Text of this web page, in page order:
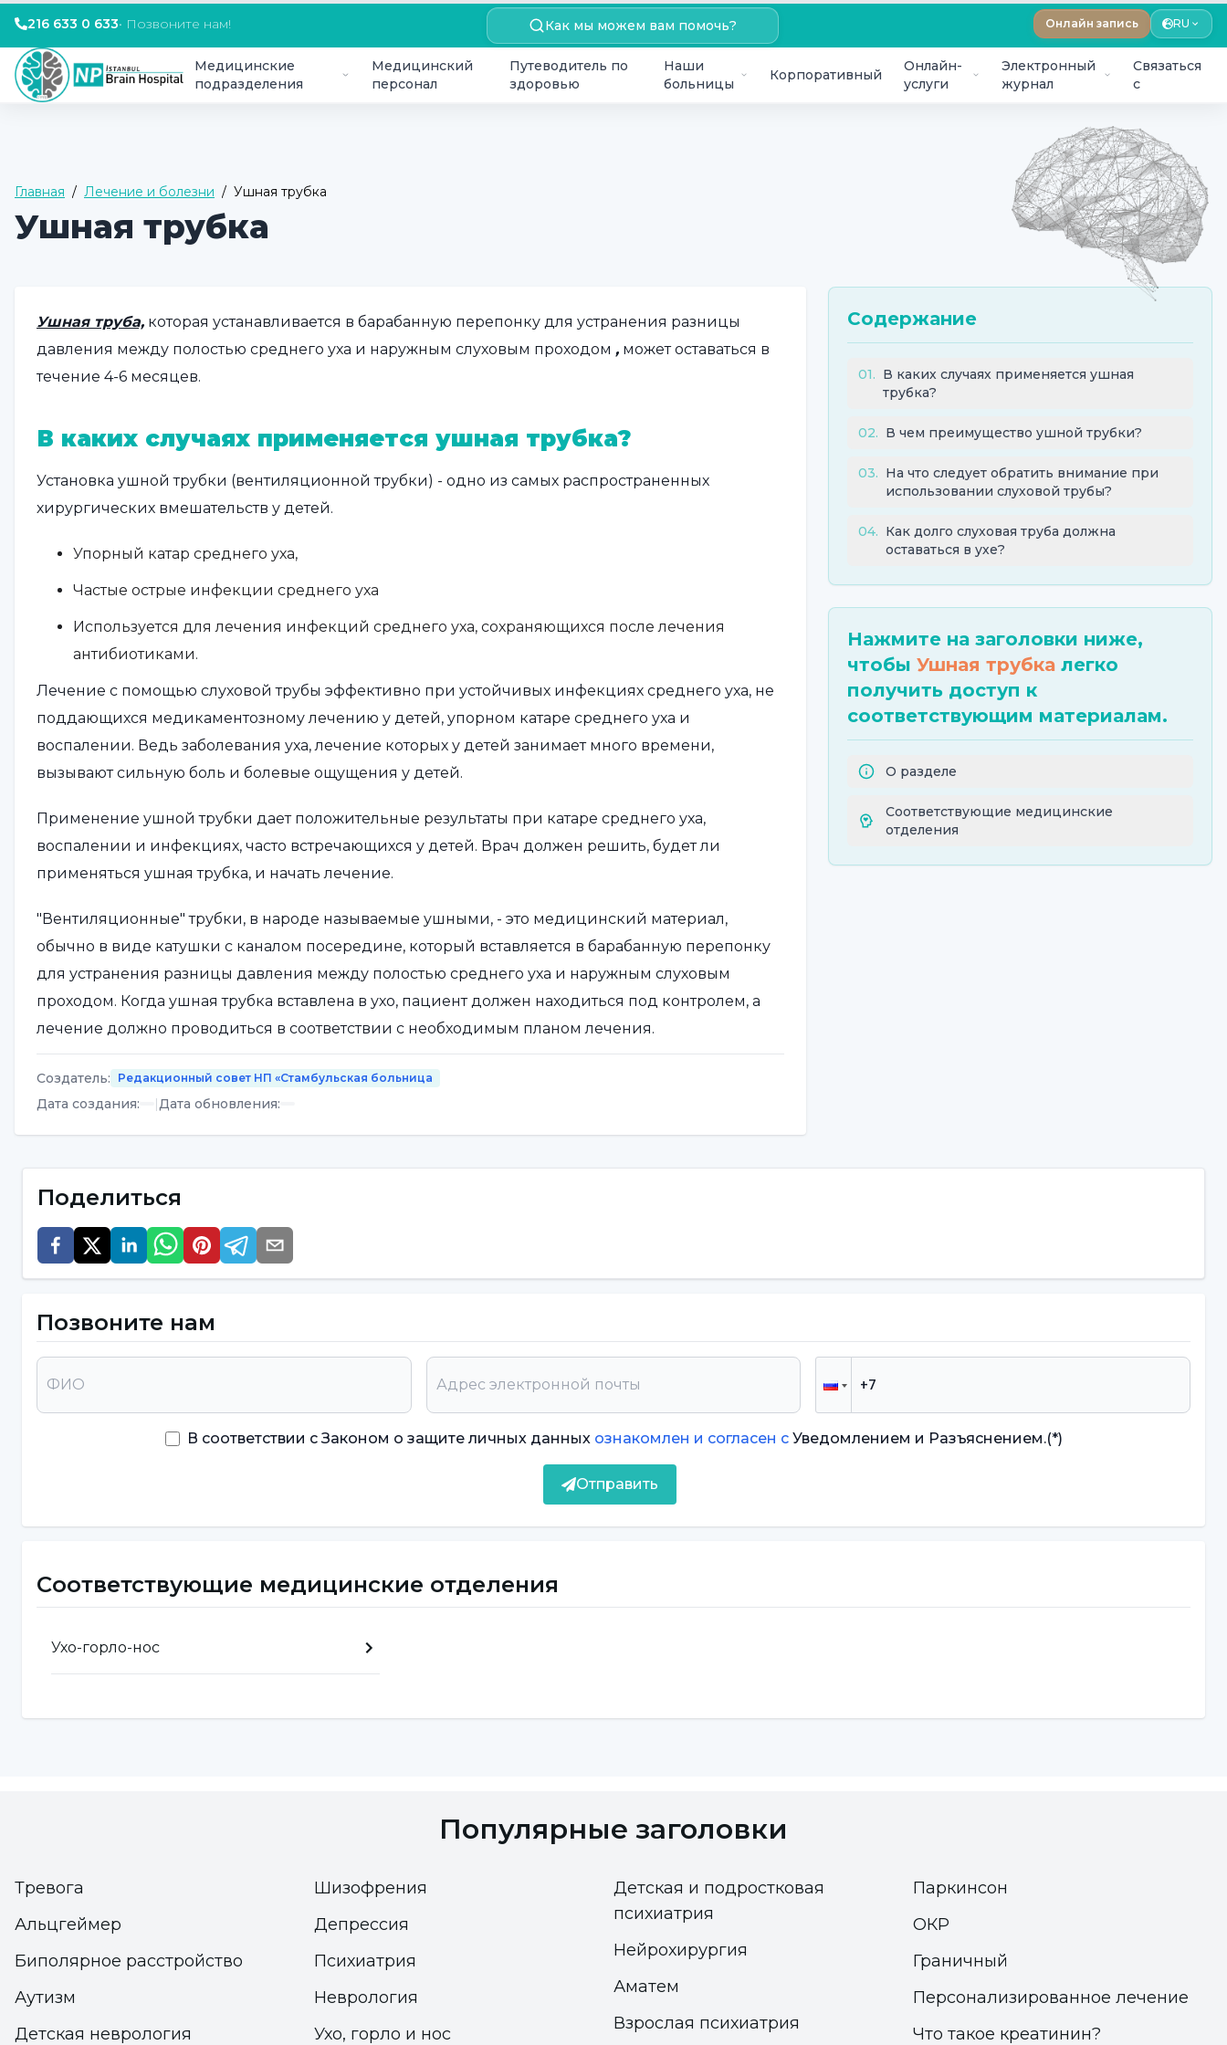
216 633 0 633• Позвоните нам! Как мы можем вам помочь? Онлайн запись RU
Медицинские
подразделения
Медицинский
персонал
Путеводитель по
здоровью
Наши
больницы
Корпоративный
Онлайн-
услуги
Электронный
журнал
Связаться
с
Главная / Лечение и болезни / Ушная трубка
Ушная трубка
Ушная труба, которая устанавливается в барабанную перепонку для устранения разницы
давления между полостью среднего уха и наружным слуховым проходом , может оставаться в
течение 4-6 месяцев.
В каких случаях применяется ушная трубка?
Установка ушной трубки (вентиляционной трубки) - одно из самых распространенных
хирургических вмешательств у детей.
Упорный катар среднего уха,
Частые острые инфекции среднего уха
Используется для лечения инфекций среднего уха, сохраняющихся после лечения
антибиотиками.
Лечение с помощью слуховой трубы эффективно при устойчивых инфекциях среднего уха, не
поддающихся медикаментозному лечению у детей, упорном катаре среднего уха и
воспалении. Ведь заболевания уха, лечение которых у детей занимает много времени,
вызывают сильную боль и болевые ощущения у детей.
Применение ушной трубки дает положительные результаты при катаре среднего уха,
воспалении и инфекциях, часто встречающихся у детей. Врач должен решить, будет ли
применяться ушная трубка, и начать лечение.
"Вентиляционные" трубки, в народе называемые ушными, - это медицинский материал,
обычно в виде катушки с каналом посередине, который вставляется в барабанную перепонку
для устранения разницы давления между полостью среднего уха и наружным слуховым
проходом. Когда ушная трубка вставлена в ухо, пациент должен находиться под контролем, а
лечение должно проводиться в соответствии с необходимым планом лечения.
В чем преимущество ушной трубки?
Применение ушной трубки может вызвать некоторые осложнения различной степени тяжести.
Постоянная перфорация,
Однако пользы от применения вентиляционной трубки больше.
На что следует обратить внимание при использовании
слуховой трубы?
После установки слуховой трубы следует обратить внимание на некоторые моменты.
Наружный слуховой проход следует закрывать вазелиновой ватой или подходящей ушной
пробкой в ванной комнате, особенно на море и в бассейнах, чтобы предотвратить попадание
воды в среднее ухо через трубку. Кроме того, необходимо соблюдать рекомендованную
труба должна оставаться в ухе дольше, если заболевание среднего уха не проходит. В таких
Создатель: Редакционный совет НП «Стамбульская больница
Дата создания: |Дата обновления:
Содержание
01. В каких случаях применяется ушная
трубка?
02. В чем преимущество ушной трубки?
03. На что следует обратить внимание при
использовании слуховой трубы?
04. Как долго слуховая труба должна
оставаться в ухе?
Нажмите на заголовки ниже,
чтобы Ушная трубка легко
получить доступ к
соответствующим материалам.
О разделе
Соответствующие медицинские
отделения
Поделиться
Позвоните нам
В соответствии с Законом о защите личных данныхознакомлен и согласен с Уведомлением и Разъяснением.(*)
Отправить
Соответствующие медицинские отделения
Ухо-горло-нос
Популярные заголовки
Тревога
Альцгеймер
Биполярное расстройство
Аутизм
Детская неврология
Шизофрения
Депрессия
Психиатрия
Неврология
Ухо, горло и нос
Детская и подростковая
психиатрия
Нейрохирургия
Аматем
Взрослая психиатрия
Паркинсон
ОКР
Граничный
Персонализированное лечение
Что такое креатинин?